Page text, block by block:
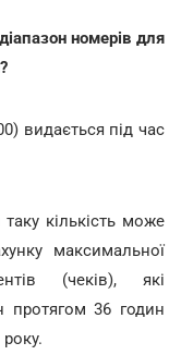
номерів для
видається під час
кількість може
максимальної
(чеків), які
36 годин